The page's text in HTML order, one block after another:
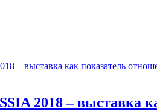
2018 – выставка